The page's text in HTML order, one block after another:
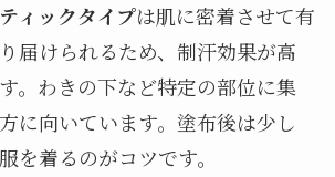
ィックタイプは肌に密着させて有
届けられるため、制汗効果が高
。わきの下など特定の部位に集
に向いています。塗布後は少し
を着るのがコツです。